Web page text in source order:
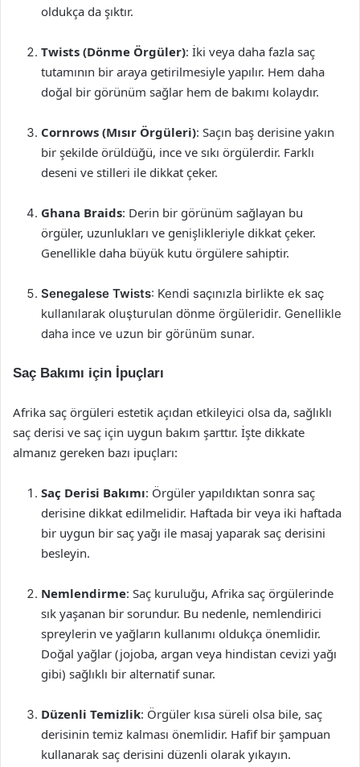
oldukça da şıktır.
Twists (Dönme Örgüler): İki veya daha fazla saç
tutamının bir araya getirilmesiyle yapılır. Hem daha
doğal bir görünüm sağlar hem de bakımı kolaydır.
Cornrows (Mısır Örgüleri): Saçın baş derisine yakın
bir şekilde örüldüğü, ince ve sıkı örgülerdir. Farklı
deseni ve stilleri ile dikkat çeker.
Ghana Braids: Derin bir görünüm sağlayan bu
örgüler, uzunlukları ve genişlikleriyle dikkat çeker.
Genellikle daha büyük kutu örgülere sahiptir.
Senegalese Twists: Kendi saçınızla birlikte ek saç
kullanılarak oluşturulan dönme örgüleridir. Genellikle
daha ince ve uzun bir görünüm sunar.
Saç Bakımı için İpuçları
Afrika saç örgüleri estetik açıdan etkileyici olsa da, sağlıklı
saç derisi ve saç için uygun bakım şarttır. İşte dikkate
almanız gereken bazı ipuçları:
Saç Derisi Bakımı: Örgüler yapıldıktan sonra saç
derisine dikkat edilmelidir. Haftada bir veya iki haftada
bir uygun bir saç yağı ile masaj yaparak saç derisini
besleyin.
Nemlendirme: Saç kuruluğu, Afrika saç örgülerinde
sık yaşanan bir sorundur. Bu nedenle, nemlendirici
spreylerin ve yağların kullanımı oldukça önemlidir.
Doğal yağlar (jojoba, argan veya hindistan cevizi yağı
gibi) sağlıklı bir alternatif sunar.
Düzenli Temizlik: Örgüler kısa süreli olsa bile, saç
derisinin temiz kalması önemlidir. Hafif bir şampuan
kullanarak saç derisini düzenli olarak yıkayın.